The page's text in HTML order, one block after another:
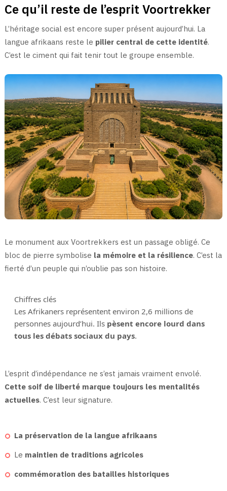
Ce qu’il reste de l’esprit Voortrekker
L’héritage social est encore super présent aujourd’hui. La
langue afrikaans reste le pilier central de cette identité.
C’est le ciment qui fait tenir tout le groupe ensemble.
Le monument aux Voortrekkers est un passage obligé. Ce
bloc de pierre symbolise la mémoire et la résilience. C’est la
fierté d’un peuple qui n’oublie pas son histoire.
Chiffres clés
Les Afrikaners représentent environ 2,6 millions de
personnes aujourd’hui. Ils pèsent encore lourd dans
tous les débats sociaux du pays.
L’esprit d’indépendance ne s’est jamais vraiment envolé.
Cette soif de liberté marque toujours les mentalités
actuelles. C’est leur signature.
La préservation de la langue afrikaans
Le maintien de traditions agricoles
commémoration des batailles historiques